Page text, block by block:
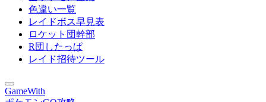
色違い一覧
レイドボス早見表
ロケット団幹部
R団したっぱ
レイド招待ツール
GameWith